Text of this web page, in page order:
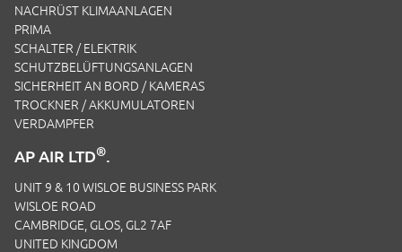
NACHRÜST KLIMAANLAGEN
PRIMA
SCHALTER / ELEKTRIK
SCHUTZBELÜFTUNGSANLAGEN
SICHERHEIT AN BORD / KAMERAS
TROCKNER / AKKUMULATOREN
VERDAMPFER
AP AIR LTD®.
UNIT 9 & 10 WISLOE BUSINESS PARK
WISLOE ROAD
CAMBRIDGE, GLOS, GL2 7AF
UNITED KINGDOM